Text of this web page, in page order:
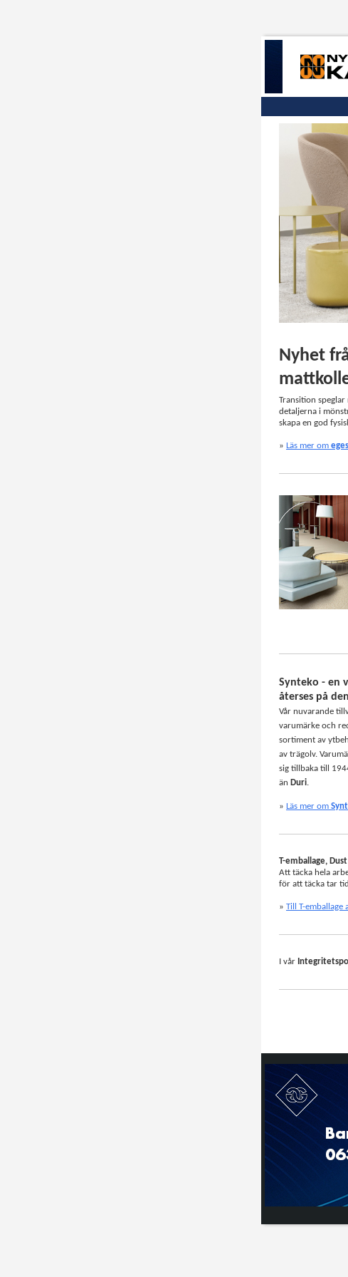
Nyhet
Transition
detaljerna i
skapa en god
» Läs mer om eges
Synteko - en
återses på
Vår nuvarande
varumärke och
sortiment av
av trägolv.
sig tillbaka till
än Duri.
» Läs mer om
T-emballage,
Att täcka hela
för att täcka tar
» Till T-emballage
I vår